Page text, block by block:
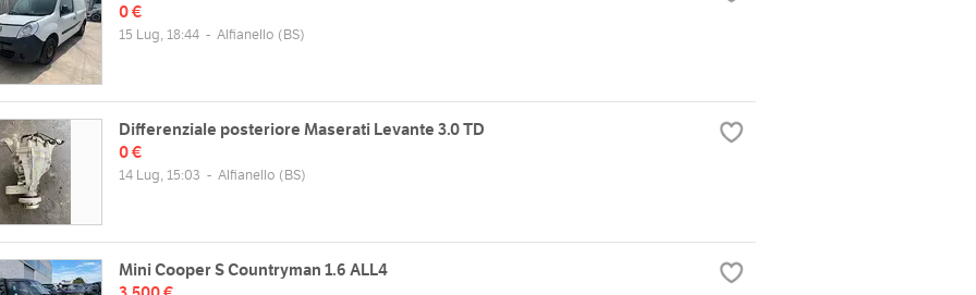
0 €
15 Lug, 18:44 - Alfianello (BS)
Differenziale posteriore Maserati Levante 3.0 TD
0 €
14 Lug, 15:03 - Alfianello (BS)
Mini Cooper S Countryman 1.6 ALL4